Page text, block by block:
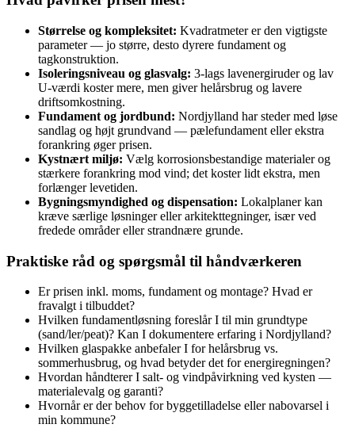
Størrelse og kompleksitet: Kvadratmeter er den vigtigste
parameter — jo større, desto dyrere fundament og
tagkonstruktion.
Isoleringsniveau og glasvalg: 3-lags lavenergiruder og lav
U‑værdi koster mere, men giver helårsbrug og lavere
driftsomkostning.
Fundament og jordbund: Nordjylland har steder med løse
sandlag og højt grundvand — pælefundament eller ekstra
forankring øger prisen.
Kystnært miljø: Vælg korrosionsbestandige materialer og
stærkere forankring mod vind; det koster lidt ekstra, men
forlænger levetiden.
Bygningsmyndighed og dispensation: Lokalplaner kan
kræve særlige løsninger eller arkitekttegninger, især ved
fredede områder eller strandnære grunde.
Praktiske råd og spørgsmål til håndværkeren
Er prisen inkl. moms, fundament og montage? Hvad er
fravalgt i tilbuddet?
Hvilken fundamentløsning foreslår I til min grundtype
(sand/ler/peat)? Kan I dokumentere erfaring i Nordjylland?
Hvilken glaspakke anbefaler I for helårsbrug vs.
sommerhusbrug, og hvad betyder det for energiregningen?
Hvordan håndterer I salt- og vindpåvirkning ved kysten —
materialevalg og garanti?
Hvornår er der behov for byggetilladelse eller nabovarsel i
min kommune?